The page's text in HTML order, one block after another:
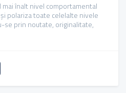
înalt nivel comportamental
polariza toate celelalte nivele
se prin noutate, originalitate,